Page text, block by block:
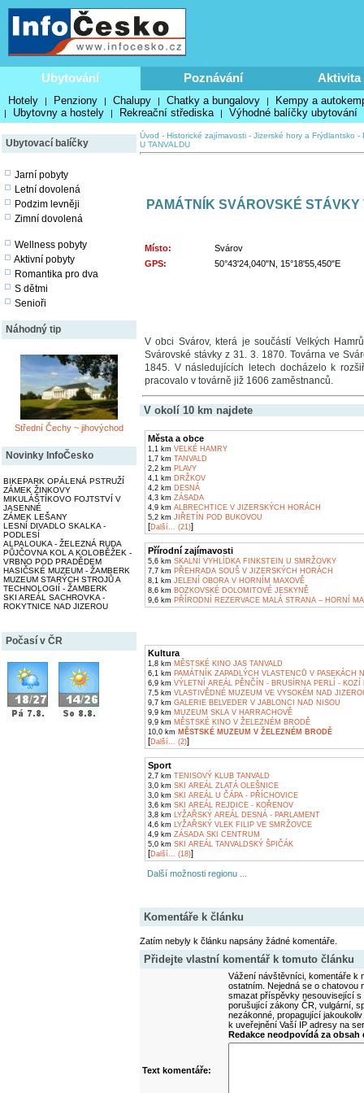
Ubytování Poznávání Aktivita
Hotely | Penziony | Chalupy | Chatky a bungalovy | Kempy a
| Ubytovny a hostely | Rekreační střediska | Výhodné balíčky ubytování
Ubytovací balíčky
Jarní pobyty
Letní dovolená
Podzim levněji
Zimní dovolená
Wellness pobyty
Aktivní pobyty
Romantika pro dva
S dětmi
Senioři
Náhodný tip
Střední Čechy ~ jihovýchod
Novinky InfoČesko
BIKEPARK OPÁLENÁ PSTRUŽÍ
ZÁMEK ŽINKOVY
MIKULÁŠTÍKOVO FOJTSTVÍ V
JASENNÉ
ZÁMEK LEŠANY
LESNÍ DIVADLO SKALKA -
PODLESÍ
ALPALOUKA - ŽELEZNÁ RUDA
PŮJČOVNA KOL A KOLOBĚŽEK -
VRBNO POD PRADĚDEM
HASIČSKÉ MUZEUM - ŽAMBERK
MUZEUM STARÝCH STROJŮ A
TECHNOLOGIÍ - ŽAMBERK
SKI AREÁL SACHROVKA -
ROKYTNICE NAD JIZEROU
Počasí v ČR
Úvod - Historické zajímavosti - Jizerské hory a Frýdlantsko -
U TANVALDU
PAMÁTNÍK SVÁROVSKÉ
Místo:
Svárov
GPS:
50°43'24,040"N, 15°18'55,450"E
V obci Svárov, která je součástí Velkých
Svárovské stávky z 31. 3. 1870. Továrna ve
1845. V následujících letech docházelo k
pracovalo v továrně již 1606 zaměstnanců.
V okolí 10 km najdete
Města a obce
1,1 km VELKÉ HAMRY
1,7 km TANVALD
2,2 km PLAVY
4,1 km DRŽKOV
4,2 km DESNÁ
4,3 km ZÁSADA
4,9 km ALBRECHTICE V JIZERSKÝCH HORÁCH
5,2 km JIŘETÍN POD BUKOVOU
[Další... (21)]
Přírodní zajímavosti
5,6 km SKALNÍ VYHLÍDKA FINKSTEIN U SMRŽOVKY
7,7 km PŘEHRADA SOUŠ V JIZERSKÝCH HORÁCH
8,1 km JELENÍ OBORA V HORNÍM MAXOVĚ
8,6 km BOZKOVSKÉ DOLOMITOVÉ JESKYNĚ
9,6 km PŘÍRODNÍ REZERVACE MALÁ STRANA – HORNÍ
Kultura
1,8 km MĚSTSKÉ KINO JAS TANVALD
6,1 km PAMÁTNÍK ZAPADLÝCH VLASTENCŮ V PASEKÁCH
6,9 km VÝLETNÍ AREÁL PĚNČÍN - BRUSÍRNA PERLÍ - KOZÍ
7,5 km VLASTIVĚDNÉ MUZEUM VE VYSOKÉM NAD
9,7 km GALERIE BELVEDER V JABLONCI NAD NISOU
9,9 km MUZEUM SKLA V HARRACHOVĚ
9,9 km MĚSTSKÉ KINO V ŽELEZNÉM BRODĚ
10,0 km MĚSTSKÉ MUZEUM V ŽELEZNÉM BRODĚ
[Další... (2)]
Sport
2,7 km TENISOVÝ KLUB TANVALD
3,0 km SKI AREÁL ZLATÁ OLEŠNICE
3,0 km SKI AREÁL U ČÁPA - PŘÍCHOVICE
3,6 km SKI AREÁL REJDICE - KOŘENOV
3,8 km LYŽAŘSKÝ AREÁL DESNÁ - PARLAMENT
4,6 km LYŽAŘSKÝ VLEK FILIP VE SMRŽOVCE
4,9 km ZÁSADA SKI CENTRUM
5,0 km SKI AREÁL TANVALDSKÝ ŠPIČÁK
[Další... (18)]
Další možnosti regionu ...
Komentáře k článku
Zatím nebyly k článku napsány žádné komentáře.
Přidejte vlastní komentář k tomuto článku
Vážení návštěvníci, komentáře k
ostatním. Nejedná se o
smazat příspěvky nesouvisející
porušující zákony ČR, vulgární,
nezákonné, propagující
k uveřejnění Vaší IP adresy na
Redakce neodpovídá za
Text komentáře: